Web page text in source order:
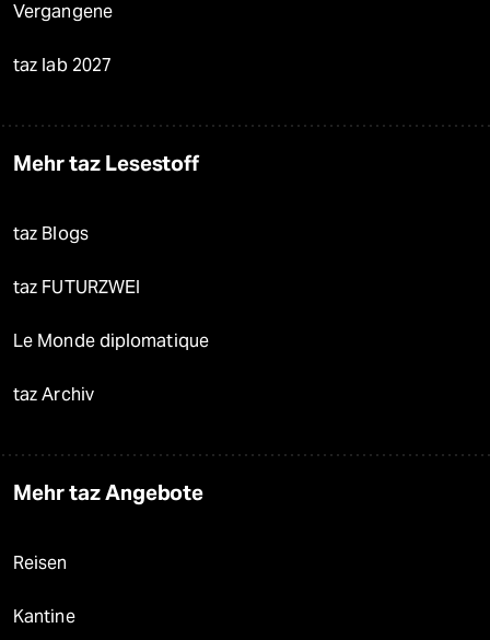
Vergangene
taz lab 2027
Mehr taz Lesestoff
taz Blogs
taz FUTURZWEI
Le Monde diplomatique
taz Archiv
Mehr taz Angebote
Reisen
Kantine